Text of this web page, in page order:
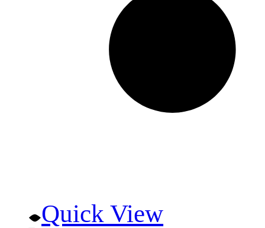
Quick View